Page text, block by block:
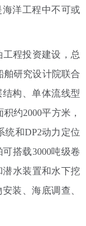
洋工程中不可或
程投资建设，总
舶研究设计院联合
构、单体流线型
约2000平方米，
统和DP2动力定位
搭载3000吨级卷
水装置和水下挖
装、海底调查、